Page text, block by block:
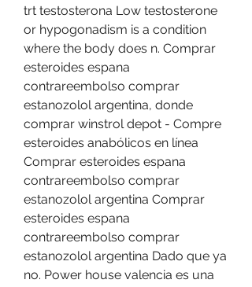
trt testosterona Low testosterone
or hypogonadism is a condition
where the body does n. Comprar
esteroides espana
contrareembolso comprar
estanozolol argentina, donde
comprar winstrol depot - Compre
esteroides anabólicos en línea
Comprar esteroides espana
contrareembolso comprar
estanozolol argentina Comprar
esteroides espana
contrareembolso comprar
estanozolol argentina Dado que ya
no. Power house valencia es una